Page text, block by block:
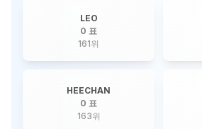
LEO
0 표
161위
HEECHAN
0 표
163위